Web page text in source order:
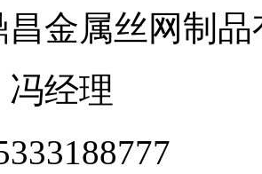
昌金属丝网制
经理